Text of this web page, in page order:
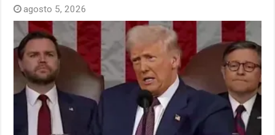
agosto 5, 2026